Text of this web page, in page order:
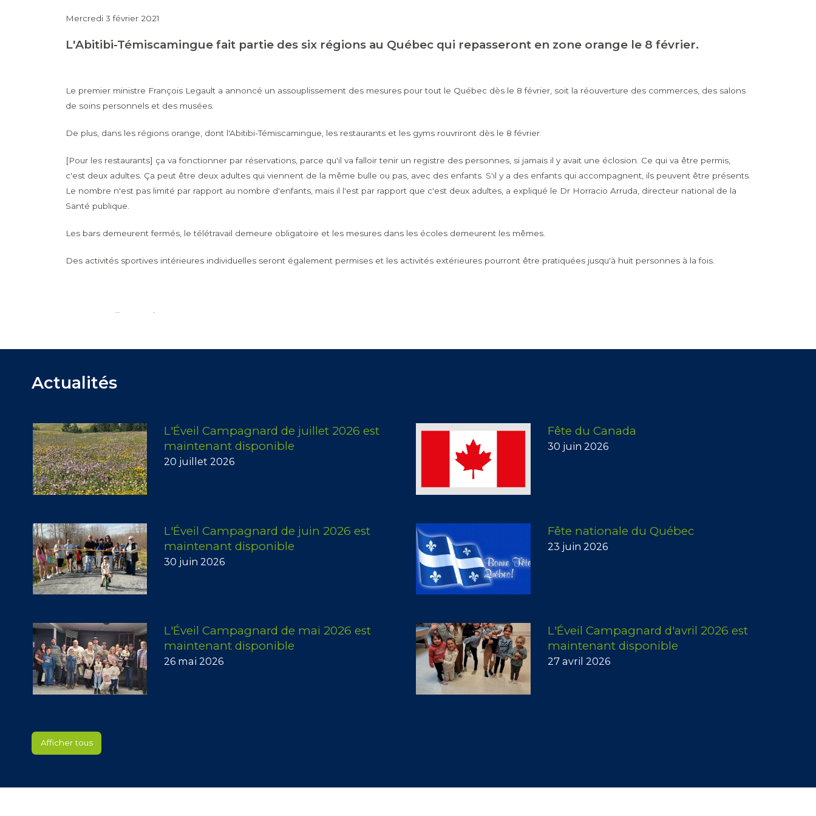
Mercredi 3 février 2021
L'Abitibi-Témiscamingue fait partie des six régions au Québec qui repasseront en zone orange le 8 février.
Le premier ministre François Legault a annoncé un assouplissement des mesures pour tout le Québec dès le 8 février, soit la réouverture des commerces, des salons
de soins personnels et des musées.
De plus, dans les régions orange, dont l'Abitibi-Témiscamingue, les restaurants et les gyms rouvriront dès le 8 février.
[Pour les restaurants] ça va fonctionner par réservations, parce qu'il va falloir tenir un registre des personnes, si jamais il y avait une éclosion. Ce qui va être permis,
c'est deux adultes. Ça peut être deux adultes qui viennent de la même bulle ou pas, avec des enfants. S'il y a des enfants qui accompagnent, ils peuvent être présents.
Le nombre n'est pas limité par rapport au nombre d'enfants, mais il l'est par rapport que c'est deux adultes, a expliqué le Dr Horracio Arruda, directeur national de la
Santé publique.
Les bars demeurent fermés, le télétravail demeure obligatoire et les mesures dans les écoles demeurent les mêmes.
Des activités sportives intérieures individuelles seront également permises et les activités extérieures pourront être pratiquées jusqu'à huit personnes à la fois.
Source : Radio-Canada 2021-02-02
Actualités
L'Éveil Campagnard de juillet 2026 est
maintenant disponible
20 juillet 2026
Fête du Canada
30 juin 2026
L'Éveil Campagnard de juin 2026 est
maintenant disponible
30 juin 2026
Fête nationale du Québec
23 juin 2026
L'Éveil Campagnard de mai 2026 est
maintenant disponible
26 mai 2026
L'Éveil Campagnard d'avril 2026 est
maintenant disponible
27 avril 2026
Afficher tous